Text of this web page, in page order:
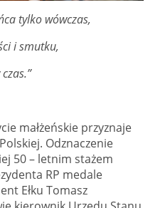
tylko wówczas,
i smutku,
małżeńskie przyznaje
Odznaczenie
50 – letnim stażem
RP medale
Ełku Tomasz